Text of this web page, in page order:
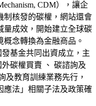
CDM），讓企
制核發的碳權，網站還會
量成效，開始建立全球碳
念轉換為金融商品。
基金共同出資成立，主
碳權買賣 、 碳諮詢及
及教育訓練業務先行，
應法」相關子法及政策確